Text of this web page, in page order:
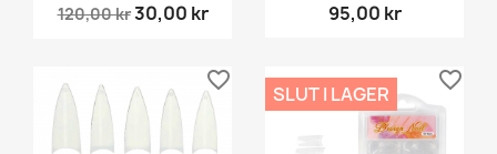
120,00 kr30,00 kr 95,00 kr
favorite_border
SLUT I LAGER
favorite_border